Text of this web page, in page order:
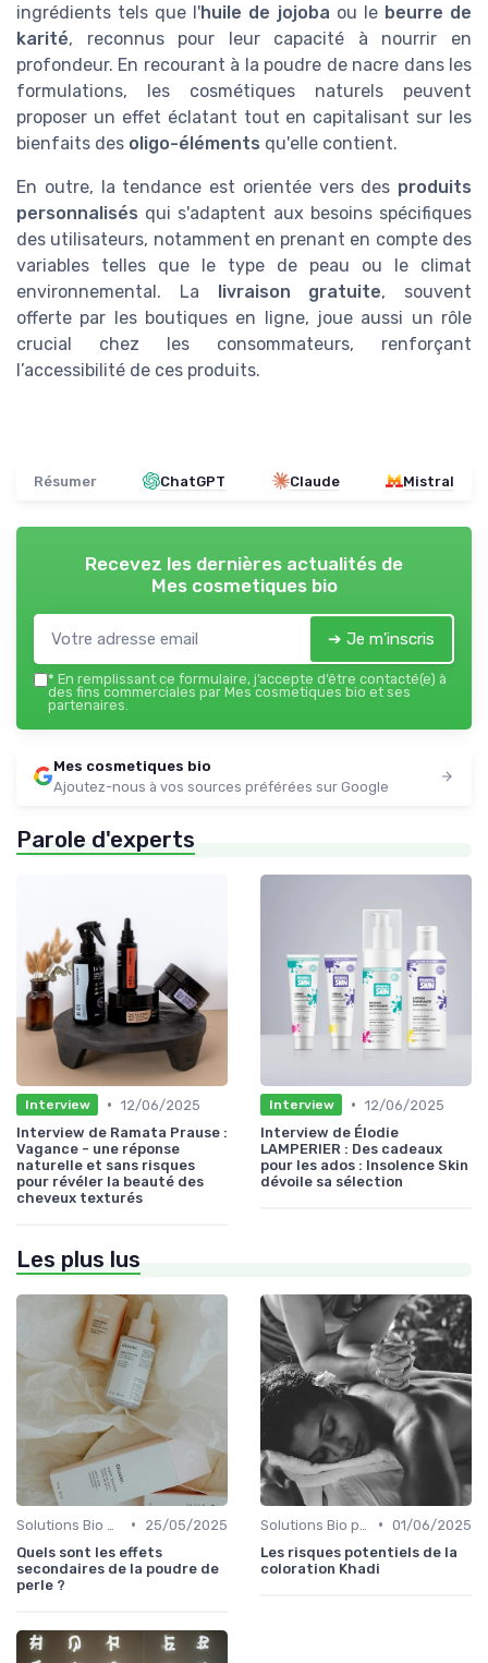
ingrédients tels que l'huile de jojoba ou le beurre de
karité, reconnus pour leur capacité à nourrir en
profondeur. En recourant à la poudre de nacre dans les
formulations, les cosmétiques naturels peuvent
proposer un effet éclatant tout en capitalisant sur les
bienfaits des oligo-éléments qu'elle contient.
En outre, la tendance est orientée vers des produits
personnalisés qui s'adaptent aux besoins spécifiques
des utilisateurs, notamment en prenant en compte des
variables telles que le type de peau ou le climat
environnemental. La livraison gratuite, souvent
offerte par les boutiques en ligne, joue aussi un rôle
crucial chez les consommateurs, renforçant
l’accessibilité de ces produits.
Résumer ChatGPT Claude Mistral
Recevez les dernières actualités de
Mes cosmetiques bio
➔ Je m'inscris
* En remplissant ce formulaire, j’accepte d’être contacté(e) à
des fins commerciales par Mes cosmetiques bio et ses
partenaires.
Mes cosmetiques bio
Ajoutez-nous à vos sources préférées sur Google
Parole d'experts
Interview • 12/06/2025
Interview de Ramata Prause :
Vagance - une réponse
naturelle et sans risques
pour révéler la beauté des
cheveux texturés
Interview • 12/06/2025
Interview de Élodie
LAMPERIER : Des cadeaux
pour les ados : Insolence Skin
dévoile sa sélection
Les plus lus
•
25/05/2025
Quels sont les effets
secondaires de la poudre de
perle ?
• 01/06/2025
Les risques potentiels de la
coloration Khadi